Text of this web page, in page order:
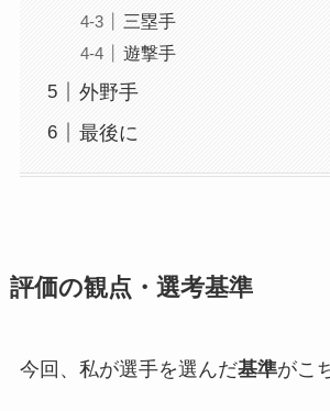
三塁手
遊撃手
外野手
最後に
評価の観点・選考基準
今回、私が選手を選んだ基準がこ